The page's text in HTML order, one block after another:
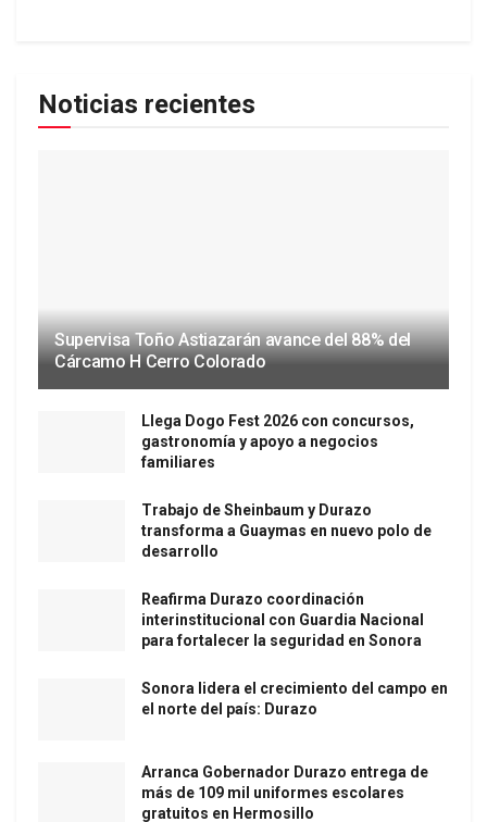
Noticias recientes
Supervisa Toño Astiazarán avance del 88% del
Cárcamo H Cerro Colorado
Llega Dogo Fest 2026 con concursos,
gastronomía y apoyo a negocios
familiares
Trabajo de Sheinbaum y Durazo
transforma a Guaymas en nuevo polo de
desarrollo
Reafirma Durazo coordinación
interinstitucional con Guardia Nacional
para fortalecer la seguridad en Sonora
Sonora lidera el crecimiento del campo en
el norte del país: Durazo
Arranca Gobernador Durazo entrega de
más de 109 mil uniformes escolares
gratuitos en Hermosillo